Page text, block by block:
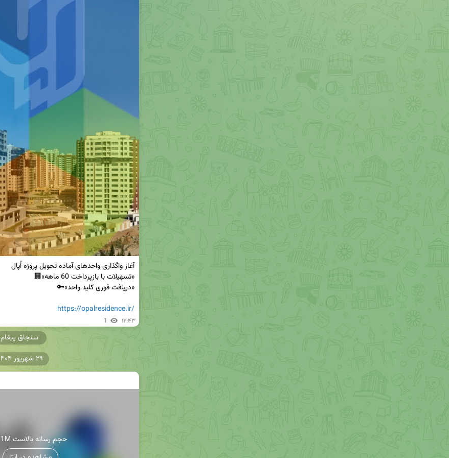
https://opalresidence.ir/
1 ۱۲:۴۳
سنجاق پیغام
6.1M حجم رسانه بالاست
۲۹ شهریور ۱۴۰۴